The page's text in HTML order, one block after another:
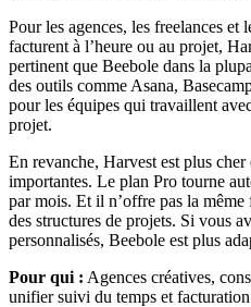
Pour les agences, les freelances et
facturent à l’heure ou au projet,
pertinent que Beebole dans la
des outils comme Asana,
pour les équipes qui travaillent
projet.
En revanche, Harvest est plus
importantes. Le plan Pro tourne
par mois. Et il n’offre pas la
des structures de projets. Si vous
personnalisés, Beebole est plus
Pour qui : Agences créatives,
unifier suivi du temps et